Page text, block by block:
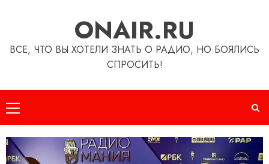
ONAIR.RU
ВСЕ, ЧТО ВЫ ХОТЕЛИ ЗНАТЬ О РАДИО, НО БОЯЛИСЬ
СПРОСИТЬ!
Основное
меню
В тренде Выбор редактора Новости радио
Цифровая эпоха возвращает